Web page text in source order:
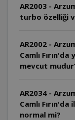
AR2003 - Arzum
turbo özelliği
AR2002 -
Camlı
mevcut
AR2034 -
Camlı
normal mi?